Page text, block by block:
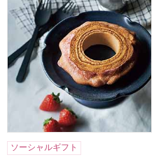
ソーシャルギフト